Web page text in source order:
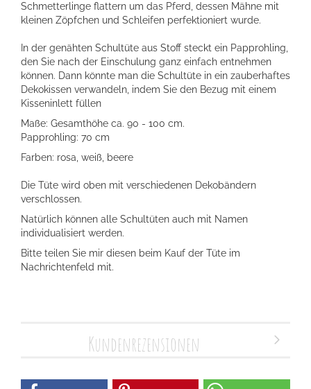
Schmetterlinge flattern um das Pferd, dessen Mähne mit
kleinen Zöpfchen und Schleifen perfektioniert wurde.
In der genähten Schultüte aus Stoff steckt ein Papprohling,
den Sie nach der Einschulung ganz einfach entnehmen
können. Dann könnte man die Schultüte in ein zauberhaftes
Dekokissen verwandeln, indem Sie den Bezug mit einem
Kisseninlett füllen
Maße: Gesamthöhe ca. 90 - 100 cm.
Papprohling: 70 cm
Farben: rosa, weiß, beere
Die Tüte wird oben mit verschiedenen Dekobändern
verschlossen.
Natürlich können alle Schultüten auch mit Namen
individualisiert werden.
Bitte teilen Sie mir diesen beim Kauf der Tüte im
Nachrichtenfeld mit.
Kundenrezensionen